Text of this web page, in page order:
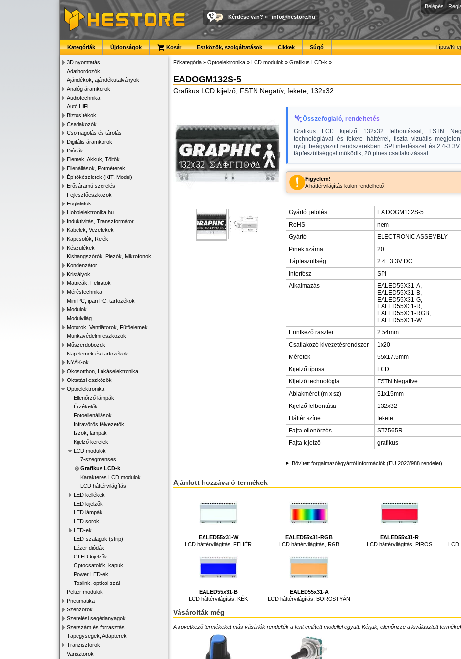
Belépés |
Kérdése van? » info@hestore.hu
Típus/
Kategóriák Újdonságok Kosár Eszközök, szolgáltatások Cikkek Súgó
3D nyomtatás
Adathordozók
Ajándékok, ajándékutalványok
Analóg áramkörök
Audiotechnika
Autó HiFi
Biztosítékok
Csatlakozók
Csomagolás és tárolás
Digitális áramkörök
Diódák
Elemek, Akkuk, Töltők
Ellenállások, Potméterek
Építőkészletek (KIT, Modul)
Erősáramú szerelés
Fejlesztőeszközök
Foglalatok
Hobbielektronika.hu
Induktivitás, Transzformátor
Kábelek, Vezetékek
Kapcsolók, Relék
Készülékek
Kishangszórók, Piezók, Mikrofonok
Kondenzátor
Kristályok
Matricák, Feliratok
Méréstechnika
Mini PC, ipari PC, tartozékok
Modulok
Modulvilág
Motorok, Ventilátorok, Fűtőelemek
Munkavédelmi eszközök
Műszerdobozok
Napelemek és tartozékok
NYÁK-ok
Okosotthon, Lakáselektronika
Oktatási eszközök
Optoelektronika
Ellenőrző lámpák
Érzékelők
Fotoellenállások
Infravörös félvezetők
Izzók, lámpák
Kijelző keretek
LCD modulok
7-szegmenses
Grafikus LCD-k
Karakteres LCD modulok
LCD háttérvilágítás
LED kellékek
LED kijelzők
LED lámpák
LED sorok
LED-ek
LED-szalagok (strip)
Lézer diódák
OLED kijelzők
Optocsatolók, kapuk
Power LED-ek
Toslink, optikai szál
Peltier modulok
Pneumatika
Szenzorok
Szerelési segédanyagok
Szerszám és forrasztás
Tápegységek, Adapterek
Tranzisztorok
Varisztorok
Főkategória » Optoelektronika » LCD modulok » Grafikus LCD-k »
EADOGM132S-5
Grafikus LCD kijelző, FSTN Negatív, fekete, 132x32
Összefoglaló, rendeltetés
Grafikus LCD kijelző 132x32 felbontással, FSTN
technológiával és fekete háttérrel, tiszta vizuális
nyújt beágyazott rendszerekben. SPI interfésszel és 2.4-3.3V
tápfeszültséggel működik, 20 pines csatlakozással.
Figyelem!
A háttérvilágítás külön rendelhető!
Gyártói jelölés
EA DOGM132S-5
RoHS
nem
Gyártó
ELECTRONIC ASSEMBLY
Pinek száma
20
Tápfeszültség
2.4...3.3V DC
Interfész
SPI
Alkalmazás
EALED55X31-A,
EALED55X31-B,
EALED55X31-G,
EALED55X31-R,
EALED55X31-RGB,
EALED55X31-W
Érintkező raszter
2.54mm
Csatlakozó kivezetésrendszer
1x20
Méretek
55x17.5mm
Kijelző típusa
LCD
Kijelző technológia
FSTN Negative
Ablakméret (m x sz)
51x15mm
Kijelző felbontása
132x32
Háttér színe
fekete
Fajta ellenőrzés
ST7565R
Fajta kijelző
grafikus
Bővített forgalmazói/gyártói információk (EU 2023/988 rendelet)
Ajánlott hozzávaló termékek
EALED55x31-W
LCD háttérvilágítás, FEHÉR
EALED55x31-RGB
LCD háttérvilágítás, RGB
EALED55x31-R
LCD háttérvilágítás, PIROS
LCD
EALED55x31-B
LCD háttérvilágítás, KÉK
EALED55x31-A
LCD háttérvilágítás, BOROSTYÁN
Vásárolták még
A következő termékeket más vásárlók rendelték a fent említett modellel együtt. Kérjük, ellenőrizze a kiválasztott